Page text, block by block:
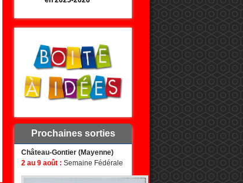
Prochaines sorties
Château-Gontier (Mayenne)
2 au 9 août : Semaine Fédérale